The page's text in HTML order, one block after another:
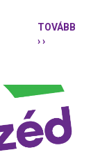
TOVÁBB
› ›
ÉS
GERGELYT
A